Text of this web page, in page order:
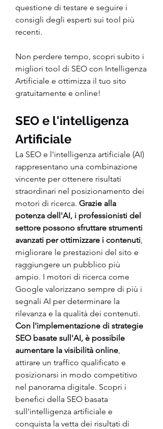
questione di testare e seguire i
consigli degli esperti sui tool più
recenti.
Non perdere tempo, scopri subito i
migliori tool di SEO con Intelligenza
Artificiale e ottimizza il tuo sito
gratuitamente e online!
SEO e l'intelligenza
Artificiale
La SEO e l'intelligenza artificiale (AI)
rappresentano una combinazione
vincente per ottenere risultati
straordinari nel posizionamento dei
motori di ricerca. Grazie alla
potenza dell'AI, i professionisti del
settore possono sfruttare strumenti
avanzati per ottimizzare i contenuti
migliorare le prestazioni del sito e
raggiungere un pubblico più
ampio. I motori di ricerca come
Google valorizzano sempre di più i
segnali AI per determinare la
rilevanza e la qualità dei contenuti.
Con l'implementazione di strategie
SEO basate sull'AI, è possibile
aumentare la visibilità online
attirare un traffico qualificato e
posizionarsi in modo competitivo
nel panorama digitale. Scopri i
benefici della SEO basata
sull'intelligenza artificiale e
conquista la vetta dei risultati di